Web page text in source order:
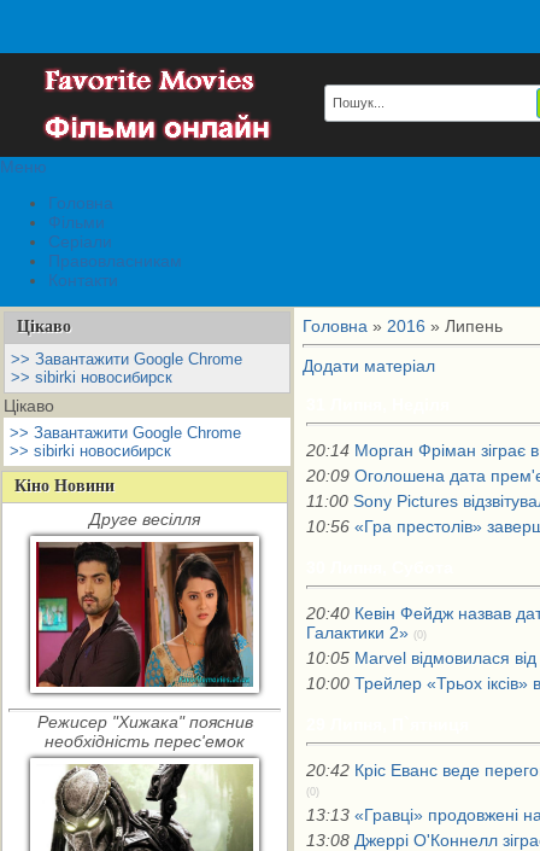
Меню
Головна
Фільми
Серіали
Правовласникам
Контакти
Цікаво
>> Завантажити Google Chrome
>> sibirki новосибирск
Цікаво
>> Завантажити Google Chrome
>> sibirki новосибирск
Кіно Новини
Друге весілля
Режисер "Хижака" пояснив
необхідність перес'емок
Головна » 2016 » Липень
Додати матеріал
20:14 Морган Фріман зіграє
20:09 Оголошена дата
11:00 Sony Pictures
10:56 «Гра престолів»
20:40 Кевін Фейдж назвав
Галактики 2» (0)
10:05 Marvel відмовилася
10:00 Трейлер «Трьох
20:42 Кріс Еванс веде
(0)
13:13 «Гравці» продовжені
13:08 Джеррі О'Коннелл